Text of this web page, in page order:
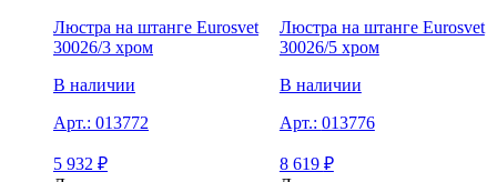
Люстра на штанге Eurosvet
30026/3 хром
В наличии
Арт.: 013772
5 932 ₽
Люстра на штанге Eurosvet
30026/5 хром
В наличии
Арт.: 013776
8 619 ₽